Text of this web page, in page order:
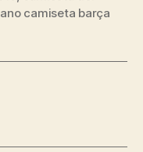
camiseta barça